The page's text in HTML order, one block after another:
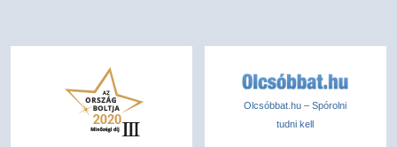
Olcsóbbat.hu – Spórolni
tudni kell